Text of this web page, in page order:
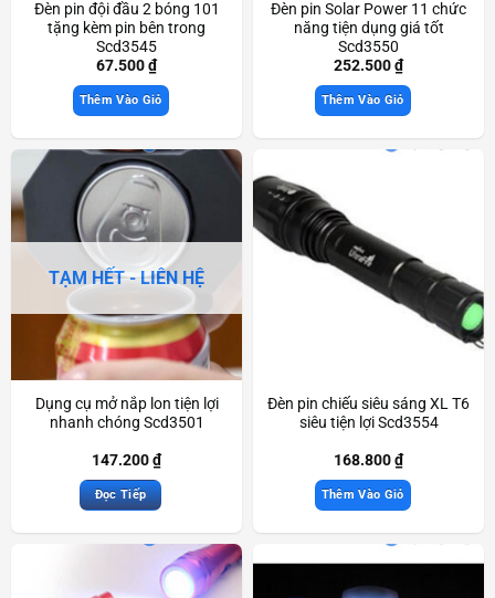
Đèn pin đội đầu 2 bóng 101
tặng kèm pin bên trong
Scd3545
67.500₫
Thêm Vào Giỏ
Đèn pin Solar Power 11 chức
năng tiện dụng giá tốt
Scd3550
252.500₫
Thêm Vào Giỏ
TẠM HẾT - LIÊN HỆ
Dụng cụ mở nắp lon tiện lợi
nhanh chóng Scd3501
147.200₫
Đọc Tiếp
Đèn pin chiếu siêu sáng XL T6
siêu tiện lợi Scd3554
168.800₫
Thêm Vào Giỏ